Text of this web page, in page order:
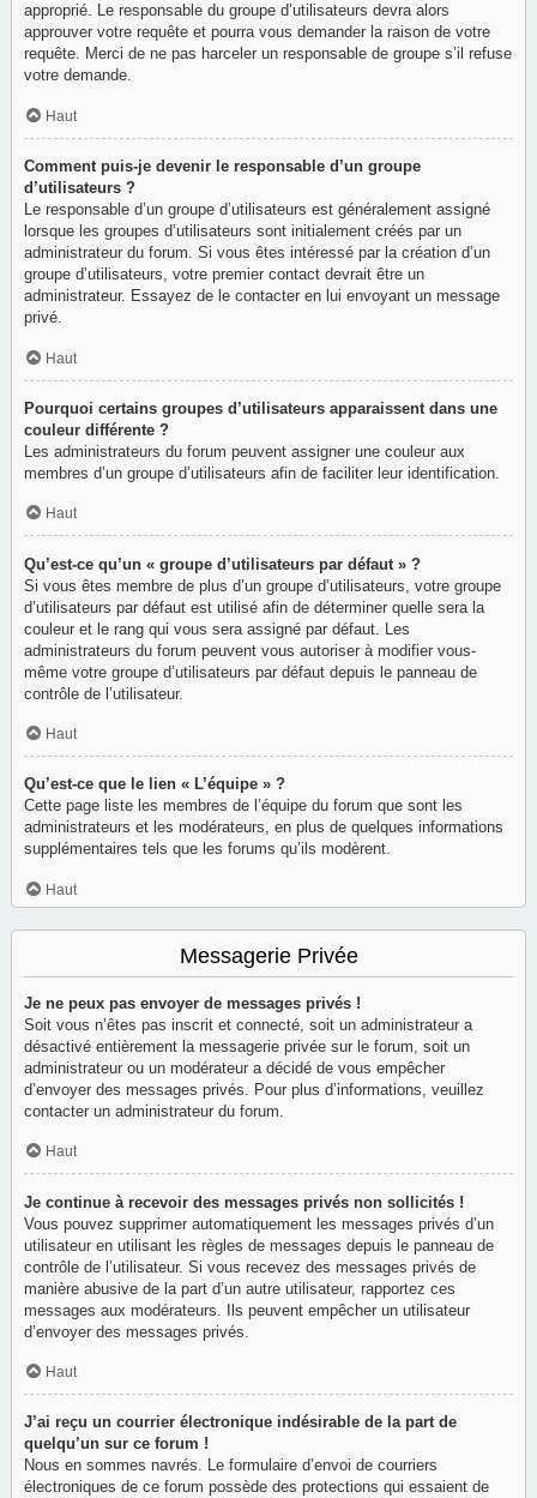
approprié. Le responsable du groupe d’utilisateurs devra alors
approuver votre requête et pourra vous demander la raison de votre
requête. Merci de ne pas harceler un responsable de groupe s’il refuse
votre demande.
Haut
Comment puis-je devenir le responsable d’un groupe
d’utilisateurs ?
Le responsable d’un groupe d’utilisateurs est généralement assigné
lorsque les groupes d’utilisateurs sont initialement créés par un
administrateur du forum. Si vous êtes intéressé par la création d’un
groupe d’utilisateurs, votre premier contact devrait être un
administrateur. Essayez de le contacter en lui envoyant un message
privé.
Haut
Pourquoi certains groupes d’utilisateurs apparaissent dans une
couleur différente ?
Les administrateurs du forum peuvent assigner une couleur aux
membres d’un groupe d’utilisateurs afin de faciliter leur identification.
Haut
Qu’est-ce qu’un « groupe d’utilisateurs par défaut » ?
Si vous êtes membre de plus d’un groupe d’utilisateurs, votre groupe
d’utilisateurs par défaut est utilisé afin de déterminer quelle sera la
couleur et le rang qui vous sera assigné par défaut. Les
administrateurs du forum peuvent vous autoriser à modifier vous-
même votre groupe d’utilisateurs par défaut depuis le panneau de
contrôle de l’utilisateur.
Haut
Qu’est-ce que le lien « L’équipe » ?
Cette page liste les membres de l’équipe du forum que sont les
administrateurs et les modérateurs, en plus de quelques informations
supplémentaires tels que les forums qu’ils modèrent.
Haut
Messagerie Privée
Je ne peux pas envoyer de messages privés !
Soit vous n’êtes pas inscrit et connecté, soit un administrateur a
désactivé entièrement la messagerie privée sur le forum, soit un
administrateur ou un modérateur a décidé de vous empêcher
d’envoyer des messages privés. Pour plus d’informations, veuillez
contacter un administrateur du forum.
Haut
Je continue à recevoir des messages privés non sollicités !
Vous pouvez supprimer automatiquement les messages privés d’un
utilisateur en utilisant les règles de messages depuis le panneau de
contrôle de l’utilisateur. Si vous recevez des messages privés de
manière abusive de la part d’un autre utilisateur, rapportez ces
messages aux modérateurs. Ils peuvent empêcher un utilisateur
d’envoyer des messages privés.
Haut
J’ai reçu un courrier électronique indésirable de la part de
quelqu’un sur ce forum !
Nous en sommes navrés. Le formulaire d’envoi de courriers
électroniques de ce forum possède des protections qui essaient de